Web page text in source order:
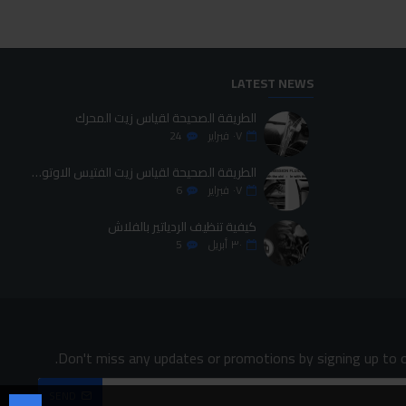
LATEST NEWS
الطريقة الصحيحة لقياس زيت المحرك
٠٧ فبراير 24
الطريقة الصحيحة لقياس زيت الفتيس الاوتوماتيك
٠٧ فبراير 6
كيفية تنظيف الردياتير بالفلاش
٣٠ أبريل 5
Don't miss any updates or promotions by signing up to